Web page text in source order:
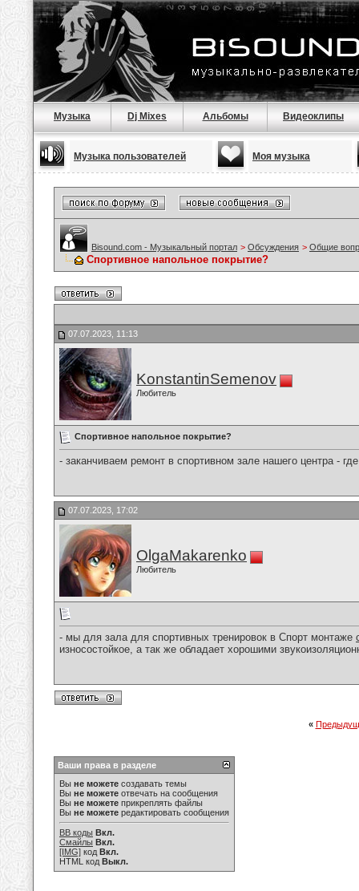
Музыка Dj Mixes Альбомы Видеоклипы
Музыка пользователей Моя музыка
Bisound.com - Музыкальный портал > Обсуждения > Общие
Спортивное напольное покрытие?
07.07.2023, 11:13
KonstantinSemenov
Любитель
Спортивное напольное покрытие?
- заканчиваем ремонт в спортивном зале нашего центра -
07.07.2023, 17:02
OlgaMakarenko
Любитель
- мы для зала для спортивных тренировок в Спорт монтаже
износостойкое, а так же обладает хорошими
«
Ваши права в разделе
Вы не можете создавать темы
Вы не можете отвечать на сообщения
Вы не можете прикреплять файлы
Вы не можете редактировать сообщения
BB коды Вкл.
Смайлы Вкл.
[IMG] код Вкл.
HTML код Выкл.